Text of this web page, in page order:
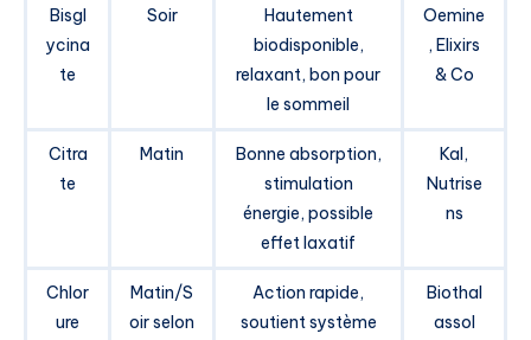
Bisgl
ycina
te
Soir
Hautement
biodisponible,
relaxant, bon pour
le sommeil
Oemine
, Elixirs
& Co
Citra
te
Matin
Bonne absorption,
stimulation
énergie, possible
effet laxatif
Kal,
Nutrise
ns
Chlor
ure
Matin/S
oir selon
Action rapide,
soutient système
Biothal
assol